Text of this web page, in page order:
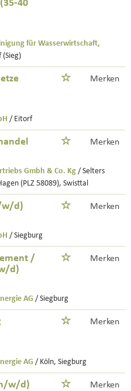
40
für Wasserwirtschaft,
(Sieg)
Merken
/ Eitorf
Merken
Gmbh & Co. Kg / Selters
(PLZ 58089), Swisttal
w/d) Merken
/ Siegburg
/
d)
Merken
AG / Siegburg
Merken
AG / Köln, Siegburg
w/d) Merken